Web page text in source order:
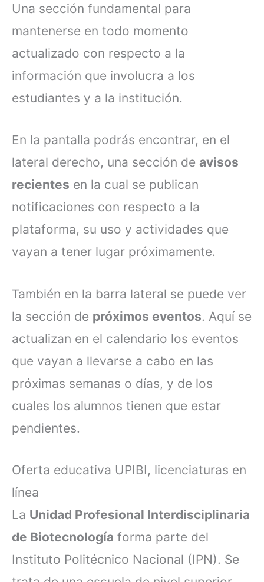
Una sección fundamental para
mantenerse en todo momento
actualizado con respecto a la
información que involucra a los
estudiantes y a la institución.
En la pantalla podrás encontrar, en el
lateral derecho, una sección de avisos
recientes en la cual se publican
notificaciones con respecto a la
plataforma, su uso y actividades que
vayan a tener lugar próximamente.
También en la barra lateral se puede ver
la sección de próximos eventos. Aquí se
actualizan en el calendario los eventos
que vayan a llevarse a cabo en las
próximas semanas o días, y de los
cuales los alumnos tienen que estar
pendientes.
Oferta educativa UPIBI, licenciaturas en
línea
La Unidad Profesional Interdisciplinaria
de Biotecnología forma parte del
Instituto Politécnico Nacional (IPN). Se